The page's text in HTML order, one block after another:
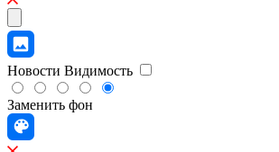
Новости Видимость
Заменить фон